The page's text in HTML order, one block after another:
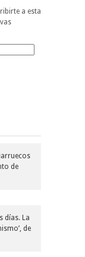
a esta
de
días. La
de